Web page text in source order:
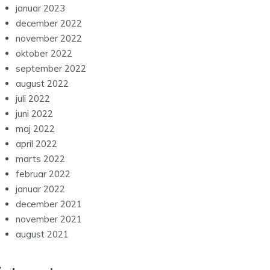
juni 2022
maj 2022
april 2022
marts 2022
februar 2022
januar 2022
december 2021
november 2021
august 2021
Artiklerne
Blog